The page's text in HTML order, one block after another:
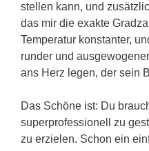
stellen kann, und
das mir die exakte
Temperatur konstanter,
runder und
ans Herz legen, der sein
Das Schöne ist: Du
superprofessionell zu
zu erzielen. Schon ein